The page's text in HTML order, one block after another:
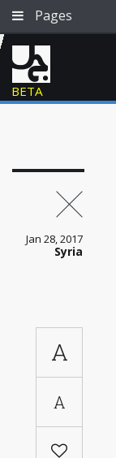
Pages
Saudi
Arabia
BETA
Jan 28, 2017
Syria
A
A